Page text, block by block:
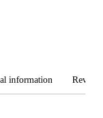
information